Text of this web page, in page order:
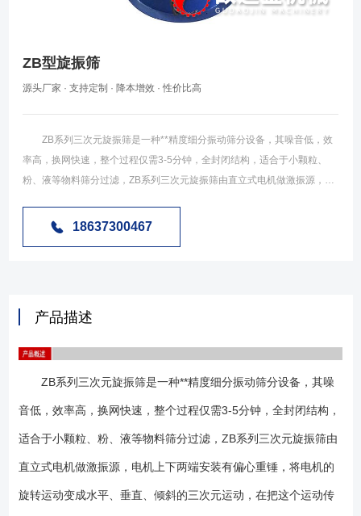
ZB型旋振筛
源头厂家 · 支持定制 · 降本增效 · 性价比高
ZB系列三次元旋振筛是一种**精度细分振动筛分设备，其噪音低，效
率高，换网快速，整个过程仅需3-5分钟，全封闭结构，适合于小颗粒、
粉、液等物料筛分过滤，ZB系列三次元旋振筛由直立式电机做激振源，电
三次元运动，在把这个运动传递给筛面，调节上下两端的相位角，可以改
焊条粉末、二氧化锰、电解铜粉、电磁性材料、研磨粉、耐火材料、高岭
水、染整污水、造纸、助剂、活性炭等； ZB系列三次元可用一至五层
筛网，能同时进行二到六个等级的分选或过滤。 1、效率高、设计精巧
耐用，任何粉料、粘液均可筛分； 2、换网容易、操作简单、清洗方
4、三次旋振筛杂质、粗料自动排出，可以连续作业； 5、独特网架设
计，筛网使用时间久，换网快，只需3-5分钟； 6、体积小，节省空
议不超过5层； ZB三次元旋振筛夹角调整说明： 1、筛机可通过调
18637300467
产品描述
ZB系列三次元旋振筛是一种**精度细分振动筛分设备，其噪
音低，效率高，换网快速，整个过程仅需3-5分钟，全封闭结构，
适合于小颗粒、粉、液等物料筛分过滤，ZB系列三次元旋振筛由
直立式电机做激振源，电机上下两端安装有偏心重锤，将电机的
旋转运动变成水平、垂直、倾斜的三次元运动，在把这个运动传